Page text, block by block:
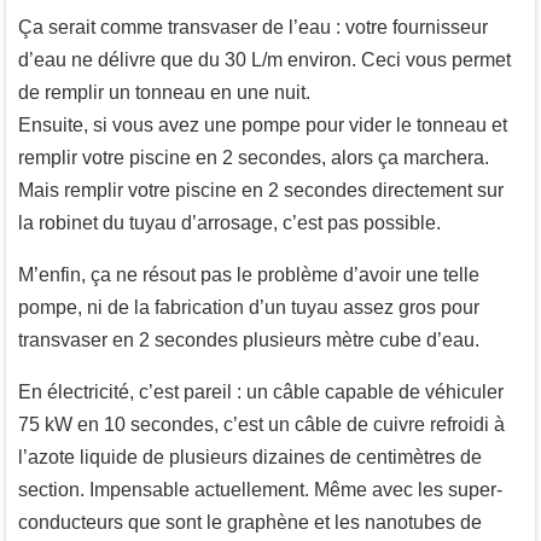
Ça serait comme transvaser de l’eau : votre fournisseur
d’eau ne délivre que du 30 L/m environ. Ceci vous permet
de remplir un tonneau en une nuit.
Ensuite, si vous avez une pompe pour vider le tonneau et
remplir votre piscine en 2 secondes, alors ça marchera.
Mais remplir votre piscine en 2 secondes directement sur
la robinet du tuyau d’arrosage, c’est pas possible.
M’enfin, ça ne résout pas le problème d’avoir une telle
pompe, ni de la fabrication d’un tuyau assez gros pour
transvaser en 2 secondes plusieurs mètre cube d’eau.
En électricité, c’est pareil : un câble capable de véhiculer
75 kW en 10 secondes, c’est un câble de cuivre refroidi à
l’azote liquide de plusieurs dizaines de centimètres de
section. Impensable actuellement. Même avec les super-
conducteurs que sont le graphène et les nanotubes de